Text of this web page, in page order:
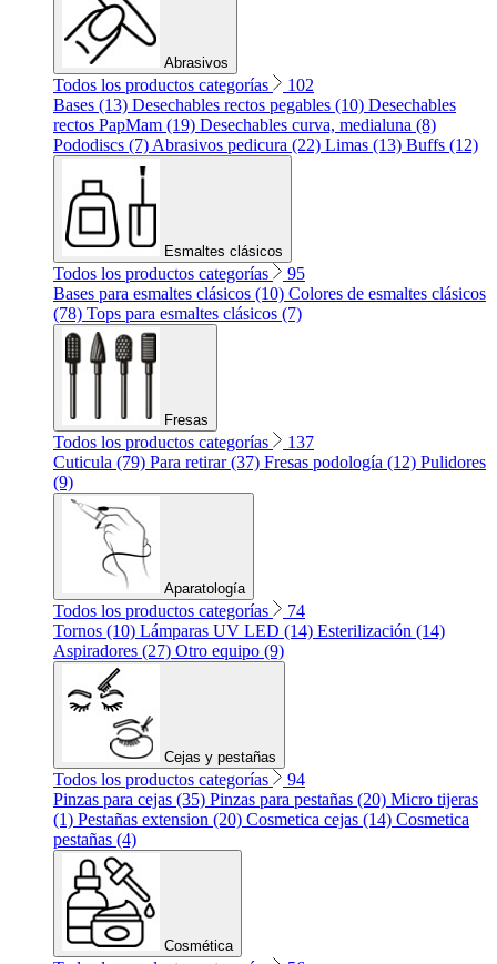
Abrasivos
Todos los productos categorías
102
Bases (13) Desechables rectos pegables (10) Desechables
rectos PapMam (19) Desechables curva, medialuna (8)
Pododiscs (7) Abrasivos pedicura (22) Limas (13) Buffs (12)
Esmaltes clásicos
Todos los productos categorías
95
Bases para esmaltes clásicos (10) Colores de esmaltes clásicos
(78) Tops para esmaltes clásicos (7)
Fresas
Todos los productos categorías
137
Cuticula (79) Para retirar (37) Fresas podología (12) Pulidores
(9)
Aparatología
Todos los productos categorías
74
Tornos (10) Lámparas UV LED (14) Esterilización (14)
Aspiradores (27) Otro equipo (9)
Cejas y pestañas
Todos los productos categorías
94
Pinzas para cejas (35) Pinzas para pestañas (20) Micro tijeras
(1) Pestañas extension (20) Cosmetica cejas (14) Cosmetica
pestañas (4)
Cosmética